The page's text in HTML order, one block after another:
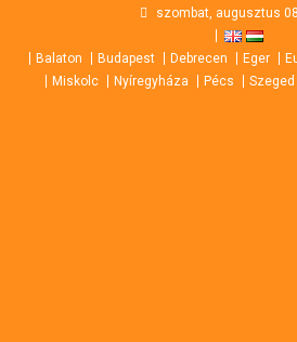
content
szombat, augusztus
Balaton Budapest Debrecen Eger
Miskolc
Nyíregyháza Pécs Szeged